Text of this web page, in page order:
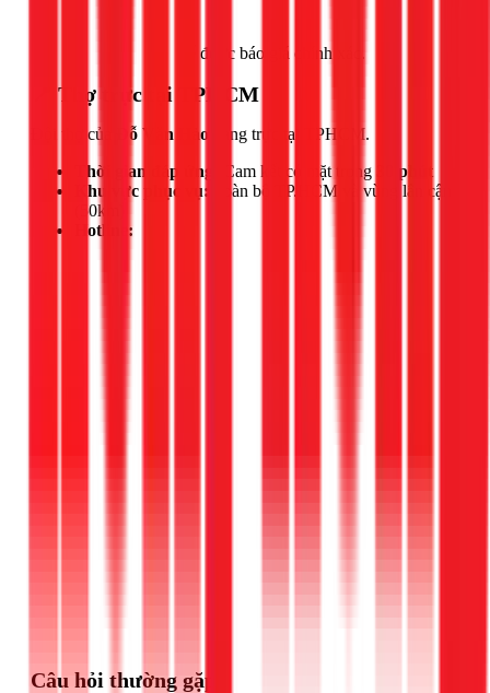
để được báo giá chính xác.
📍 Thợ trực tại TPHCM
Đội thợ của Đỗ Văn Hảo
đang trực tại TPHCM.
Thời gian đáp ứng:
Cam kết có mặt trong
30 phút
Khu vực phục vụ:
Toàn bộ TP.HCM và vùng lân cận
(50km)
Hotline:
Câu hỏi thường gặp